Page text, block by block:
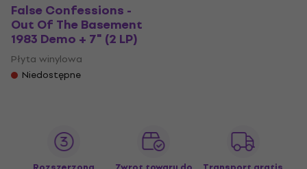
False Confessions -
Out Of The Basement
1983 Demo + 7" (2 LP)
Płyta winylowa
Niedostępne